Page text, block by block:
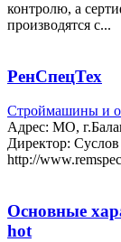
контролю, а
производятся с...
РенСпецТех
Строймашины и
Адрес: МО,
Директор:
http://
Основные
hot